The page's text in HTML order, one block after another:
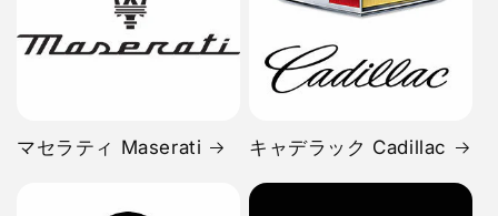
マセラティ Maserati キャデラック Cadillac